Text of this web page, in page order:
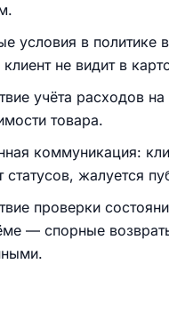
условия в политике
не видит в
учёта расходов
товара.
коммуникация:
статусов, жалуется
проверки
— спорные